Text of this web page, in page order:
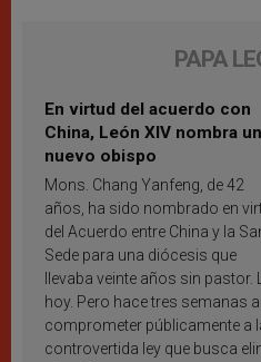
PAPA
En virtud del acuerdo con
China, León XIV nombra un
nuevo obispo
Mons. Chang Yanfeng, de 42
años, ha sido nombrado en
del Acuerdo entre China y la
Sede para una diócesis que
llevaba veinte años sin
hoy. Pero hace tres semanas
comprometer públicamente a
controvertida ley que busca